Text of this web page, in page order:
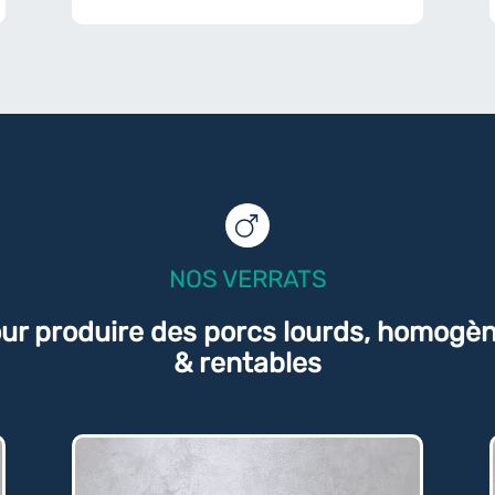
NOS VERRATS
produire des porcs lourds,
& rentables